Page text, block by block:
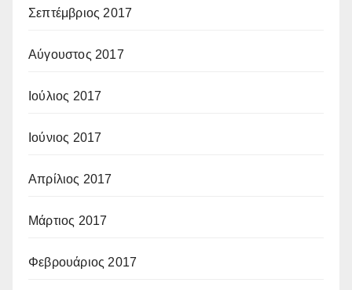
Σεπτέμβριος 2017
Αύγουστος 2017
Ιούλιος 2017
Ιούνιος 2017
Απρίλιος 2017
Μάρτιος 2017
Φεβρουάριος 2017